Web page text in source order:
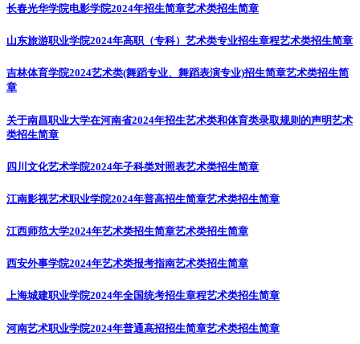
长春光华学院电影学院2024年招生简章艺术类招生简章
山东旅游职业学院2024年高职（专科）艺术类专业招生章程艺术类招生简章
吉林体育学院2024艺术类(舞蹈专业、舞蹈表演专业)招生简章艺术类招生简
章
关于南昌职业大学在河南省2024年招生艺术类和体育类录取规则的声明艺术
类招生简章
四川文化艺术学院2024年子科类对照表艺术类招生简章
江南影视艺术职业学院2024年普高招生简章艺术类招生简章
江西师范大学2024年艺术类招生简章艺术类招生简章
西安外事学院2024年艺术类报考指南艺术类招生简章
上海城建职业学院2024年全国统考招生章程艺术类招生简章
河南艺术职业学院2024年普通高招招生简章艺术类招生简章